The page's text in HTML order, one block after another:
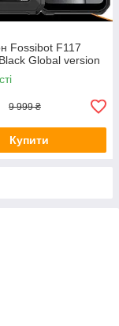
Fossibot F117
Global version
9 999 ₴
Купити